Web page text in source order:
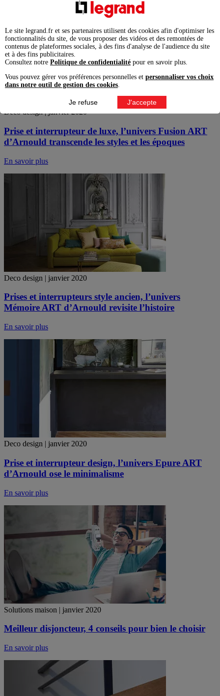
Deco design | janvier 2020
Prise et interrupteur de luxe, l’univers Fusion ART
d’Arnould transcende les styles et les époques
En savoir plus
Deco design | janvier 2020
Prises et interrupteurs style ancien, l’univers
Mémoire ART d’Arnould revisite l’histoire
En savoir plus
Deco design | janvier 2020
Prise et interrupteur design, l’univers Epure ART
d’Arnould ose le minimalisme
En savoir plus
Solutions maison | janvier 2020
Meilleur disjoncteur, 4 conseils pour bien le choisir
En savoir plus
Le site legrand.fr et ses partenaires utilisent des cookies afin d'optimiser les
fonctionnalités du site, de vous proposer des vidéos et des remontées de
contenus de plateformes sociales, à des fins d'analyse de l'audience du site
et à des fins publicitaires.
Consultez notre Politique de confidentialité pour en savoir plus.
Vous pouvez gérer vos préférences personnelles et personnaliser vos choix
dans notre outil de gestion des cookies
Je refuse J'accepte